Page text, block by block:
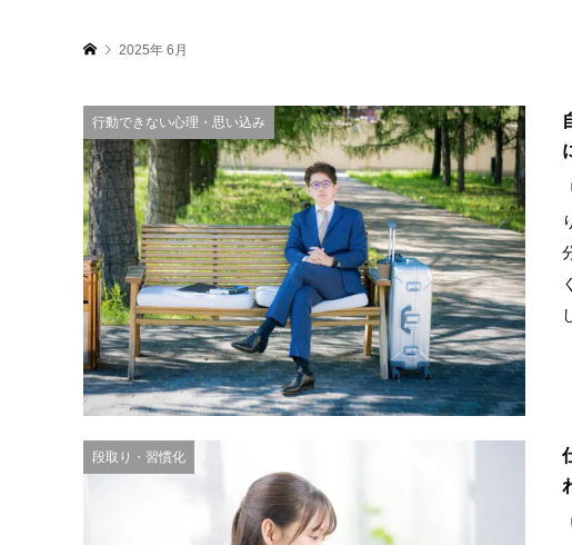
2025年 6月
行動できない心理・思い込み
段取り・習慣化